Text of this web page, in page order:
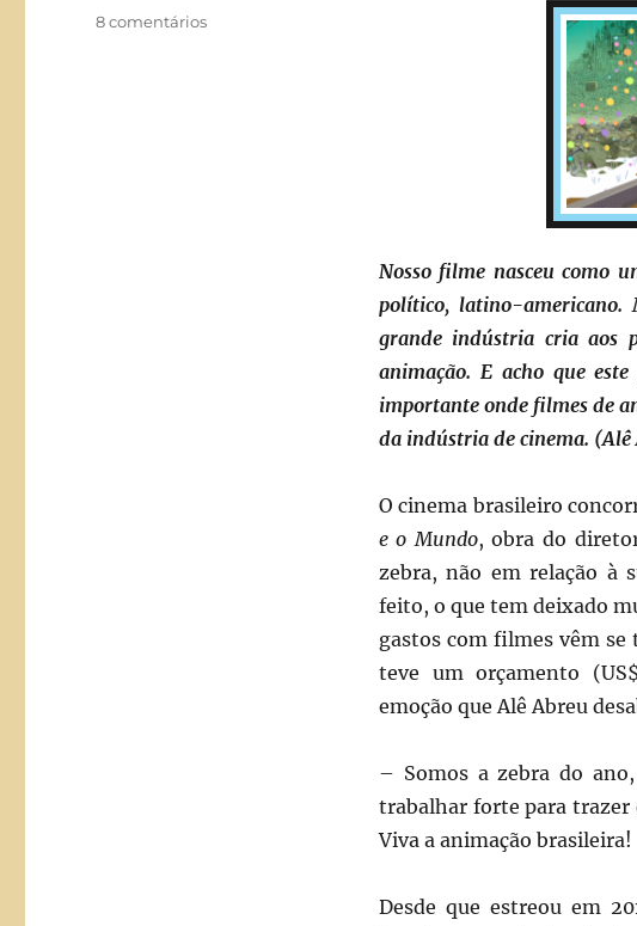
Nosso filme nasceu como
político, latino-americano.
grande indústria cria aos
animação. E acho que
importante onde filmes de
da indústria de cinema. (Alê
O cinema brasileiro
e o Mundo, obra do
zebra, não em relação à
feito, o que tem deixado
gastos com filmes vêm
teve um orçamento
emoção que Alê Abreu
– Somos a zebra do
trabalhar forte para trazer
Viva a animação brasileira!
Desde que estreou em
8 comentáriosem